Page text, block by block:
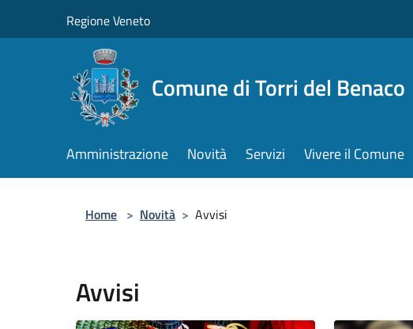
Regione Veneto
Comune di Torri del Benaco
Amministrazione Novità Servizi Vivere il Comune
Home > Novità > Avvisi
Avvisi